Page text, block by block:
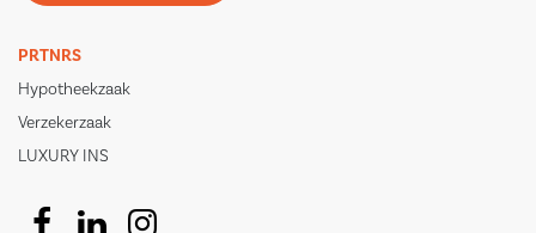
PRTNRS
Hypotheekzaak
Verzekerzaak
LUXURY INS